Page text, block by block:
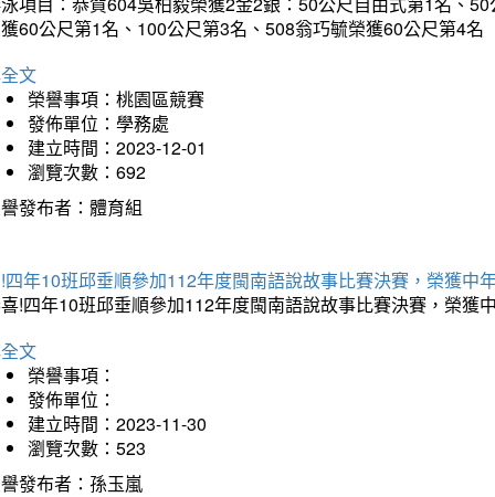
60公尺第1名、100公尺第3名、508翁巧毓榮獲60公尺第4名
文
榮譽事項：桃園區競賽
發佈單位：學務處
建立時間：2023-12-01
瀏覽次數：692
發布者：體育組
四年10班邱垂順參加112年度閩南語說故事比賽決賽，榮獲中
!四年10班邱垂順參加112年度閩南語說故事比賽決賽，榮獲
文
榮譽事項：
發佈單位：
建立時間：2023-11-30
瀏覽次數：523
發布者：孫玉嵐